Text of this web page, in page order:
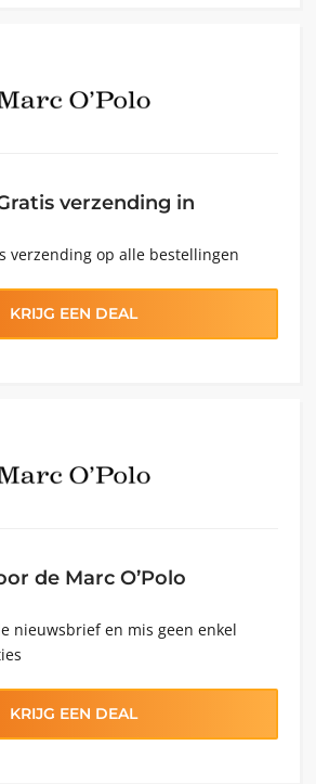
verzending in
verzending op alle bestellingen
KRIJG EEN DEAL
de Marc O’Polo
nieuwsbrief en mis geen enkel
KRIJG EEN DEAL